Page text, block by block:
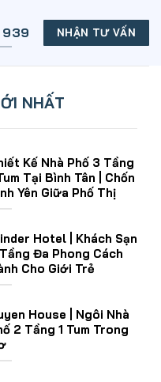
NHẬN TƯ VẤN
NHẤT
Kế Nhà Phố 3 Tầng
Tại Bình Tân | Chốn
Yên Giữa Phố Thị
Hotel | Khách Sạn
Đa Phong Cách
Cho Giới Trẻ
House | Ngôi Nhà
2 Tầng 1 Tum Trong